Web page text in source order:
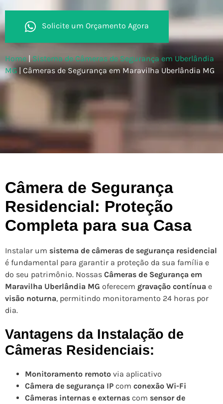
Solicite um Orçamento Agora
Home | Sistema de Câmeras de Segurança em Uberlândia
MG | Câmeras de Segurança em Maravilha Uberlândia MG
Câmera de Segurança
Residencial: Proteção
Completa para sua Casa
Instalar um sistema de câmeras de segurança residencial
é fundamental para garantir a proteção da sua família e
do seu patrimônio. Nossas Câmeras de Segurança em
Maravilha Uberlândia MG oferecem gravação contínua e
visão noturna, permitindo monitoramento 24 horas por
dia.
Vantagens da Instalação de
Câmeras Residenciais:
Monitoramento remoto via aplicativo
Câmera de segurança IP com conexão Wi-Fi
Câmeras internas e externas com sensor de